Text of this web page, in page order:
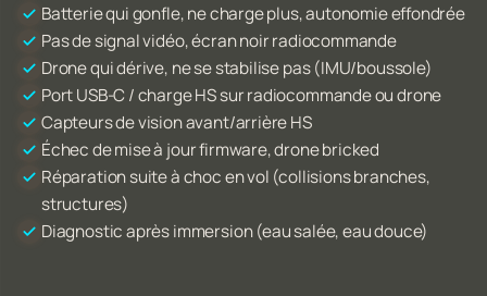
Batterie qui gonfle, ne charge plus, autonomie effondrée
Pas de signal vidéo, écran noir radiocommande
Drone qui dérive, ne se stabilise pas (IMU/boussole)
Port USB-C / charge HS sur radiocommande ou drone
Capteurs de vision avant/arrière HS
Échec de mise à jour firmware, drone bricked
Réparation suite à choc en vol (collisions branches,
structures)
Diagnostic après immersion (eau salée, eau douce)